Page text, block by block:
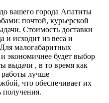
вашего города Апатиты
почтой, курьерской
Стоимость доставки
и исходит из веса и
малогабаритных
экономичнее будет выбор
выдачи , в то время как
лучше
что обеспечивает их
получения.